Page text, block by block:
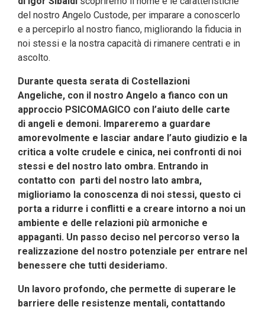
del nostro Angelo Custode, per imparare a conoscerlo
e a percepirlo al nostro fianco, migliorando la fiducia in
noi stessi e la nostra capacità di rimanere centrati e in
ascolto.
Durante questa serata di Costellazioni
Angeliche, con il nostro Angelo a fianco con un
approccio PSICOMAGICO con l’aiuto delle carte
di angeli e demoni. Impareremo a guardare
amorevolmente e lasciar andare l’auto giudizio e la
critica a volte crudele e cinica, nei confronti di noi
stessi e del nostro lato ombra. Entrando in
contatto con parti del nostro lato ambra,
miglioriamo la conoscenza di noi stessi, questo ci
porta a ridurre i conflitti e a creare intorno a noi un
ambiente e delle relazioni più armoniche e
appaganti. Un passo deciso nel percorso verso la
realizzazione del nostro potenziale per entrare nel
benessere che tutti desideriamo.
Un lavoro profondo, che permette di superare le
barriere delle resistenze mentali, contattando